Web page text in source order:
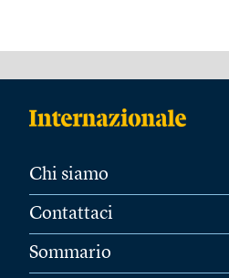
Chi siamo
Contattaci
Sommario